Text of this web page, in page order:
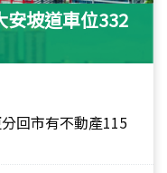
安坡道車位332
回市有不動產115